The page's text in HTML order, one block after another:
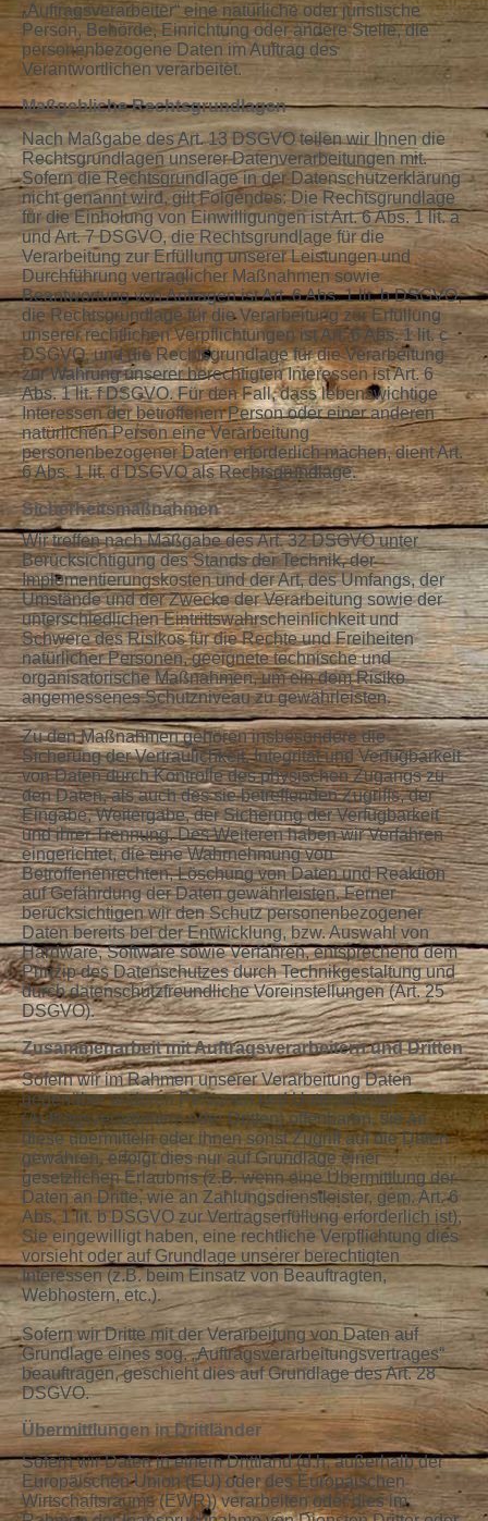
„Auftragsverarbeiter“ eine natürliche oder juristische
Person, Behörde, Einrichtung oder andere Stelle, die
personenbezogene Daten im Auftrag des
Verantwortlichen verarbeitet.
Maßgebliche Rechtsgrundlagen
Nach Maßgabe des Art. 13 DSGVO teilen wir Ihnen die
Rechtsgrundlagen unserer Datenverarbeitungen mit.
Sofern die Rechtsgrundlage in der Datenschutzerklärung
nicht genannt wird, gilt Folgendes: Die Rechtsgrundlage
für die Einholung von Einwilligungen ist Art. 6 Abs. 1 lit. a
und Art. 7 DSGVO, die Rechtsgrundlage für die
Verarbeitung zur Erfüllung unserer Leistungen und
Durchführung vertraglicher Maßnahmen sowie
Beantwortung von Anfragen ist Art. 6 Abs. 1 lit. b DSGVO,
die Rechtsgrundlage für die Verarbeitung zur Erfüllung
unserer rechtlichen Verpflichtungen ist Art. 6 Abs. 1 lit. c
DSGVO, und die Rechtsgrundlagefür die Verarbeitung
zur Wahrung unserer berechtigten Interessen ist Art. 6
Abs. 1 lit. f DSGVO. Für den Fall, dass lebenswichtige
Interessen der betroffenen Person oder einer anderen
natürlichen Person eine Verarbeitung
personenbezogener Daten erforderlich machen, dient Art.
6 Abs. 1 lit. d DSGVO als Rechtsgrundlage.
Sicherheitsmaßnahmen
Wir treffen nach Maßgabe des Art. 32 DSGVO unter
Berücksichtigung des Stands der Technik, der
Implementierungskosten und der Art, des Umfangs, der
Umstände und der Zwecke der Verarbeitung sowie der
unterschiedlichen Eintrittswahrscheinlichkeit und
Schwere des Risikos für die Rechte und Freiheiten
natürlicher Personen, geeignete technische und
organisatorische Maßnahmen, um ein dem Risiko
angemessenes Schutzniveau zu gewährleisten.
Zu den Maßnahmen gehören insbesondere die
Sicherung der Vertraulichkeit, Integrität und Verfügbarkeit
von Daten durch Kontrolle des physischen Zugangs zu
den Daten, als auch des sie betreffenden Zugriffs, der
Eingabe, Weitergabe, der Sicherung der Verfügbarkeit
und ihrer Trennung. Des Weiteren haben wir Verfahren
eingerichtet, die eine Wahrnehmung von
Betroffenenrechten, Löschung von Daten und Reaktion
auf Gefährdung der Daten gewährleisten. Ferner
berücksichtigen wir den Schutz personenbezogener
Daten bereits bei der Entwicklung, bzw. Auswahl von
Hardware, Software sowie Verfahren, entsprechend dem
Prinzip des Datenschutzes durch Technikgestaltung und
durch datenschutzfreundliche Voreinstellungen (Art. 25
DSGVO).
Zusammenarbeit mit Auftragsverarbeitern und Dritten
Sofern wir im Rahmen unserer Verarbeitung Daten
gegenüber anderen Personen und Unternehmen
(Auftragsverarbeitern oder Dritten) offenbaren, sie an
diese übermitteln oder ihnen sonst Zugriff auf die Daten
gewähren, erfolgt dies nur auf Grundlage einer
gesetzlichen Erlaubnis (z.B. wenn eine Übermittlung der
Daten an Dritte, wie an Zahlungsdienstleister, gem. Art. 6
Abs. 1 lit. b DSGVO zur Vertragserfüllung erforderlich ist),
Sie eingewilligt haben, eine rechtliche Verpflichtung dies
vorsieht oder auf Grundlage unserer berechtigten
Interessen (z.B. beim Einsatz von Beauftragten,
Webhostern, etc.).
Sofern wir Dritte mit der Verarbeitung von Daten auf
Grundlage eines sog. „Auftragsverarbeitungsvertrages“
beauftragen, geschieht dies auf Grundlage des Art. 28
DSGVO.
Übermittlungen in Drittländer
Sofern wir Daten in einem Drittland (d.h. außerhalb der
Europäischen Union (EU) oder des Europäischen
Wirtschaftsraums (EWR)) verarbeiten oder dies im